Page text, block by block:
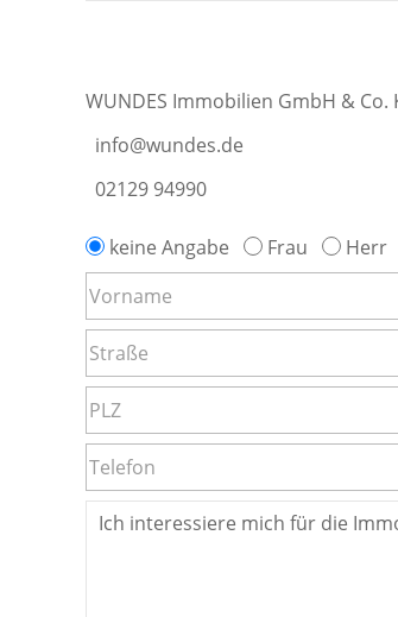
WUNDES Immobilien GmbH & Co.
info@wundes.de
02129 94990
keine Angabe Frau Herr